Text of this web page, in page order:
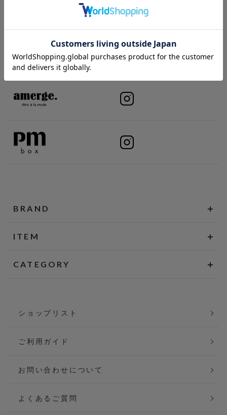
BRAND
ITEM
CATEGORY
ショップリスト
ご利用ガイド
お問い合わせについて
よくあるご質問